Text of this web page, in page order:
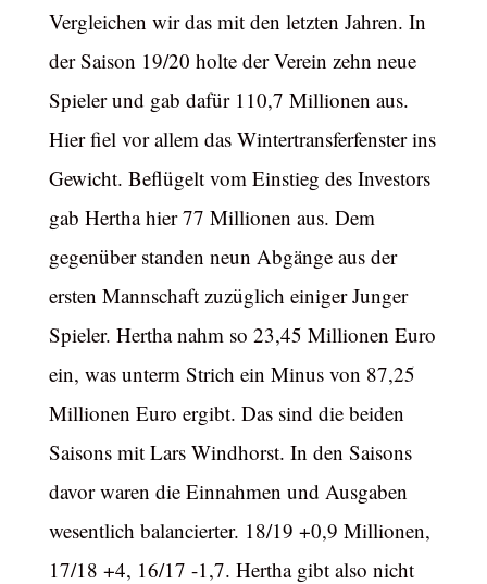
Vergleichen wir das mit den letzten Jahren. In
der Saison 19/20 holte der Verein zehn neue
Spieler und gab dafür 110,7 Millionen aus.
Hier fiel vor allem das Wintertransferfenster ins
Gewicht. Beflügelt vom Einstieg des Investors
gab Hertha hier 77 Millionen aus. Dem
gegenüber standen neun Abgänge aus der
ersten Mannschaft zuzüglich einiger Junger
Spieler. Hertha nahm so 23,45 Millionen Euro
ein, was unterm Strich ein Minus von 87,25
Millionen Euro ergibt. Das sind die beiden
Saisons mit Lars Windhorst. In den Saisons
davor waren die Einnahmen und Ausgaben
wesentlich balancierter. 18/19 +0,9 Millionen,
17/18 +4, 16/17 -1,7. Hertha gibt also nicht